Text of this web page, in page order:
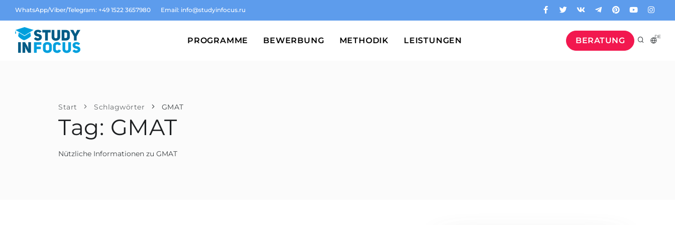
WhatsApp/Viber/Telegram: +49 1522 3657980 Email: info@studyinfocus.ru
BERATUNG DE
PROGRAMME BEWERBUNG METHODIK LEISTUNGEN
Start Schlagwörter GMAT
Tag: GMAT
Nützliche Informationen zu GMAT